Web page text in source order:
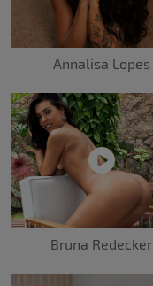
Annalisa Lopes
Bruna Redecker